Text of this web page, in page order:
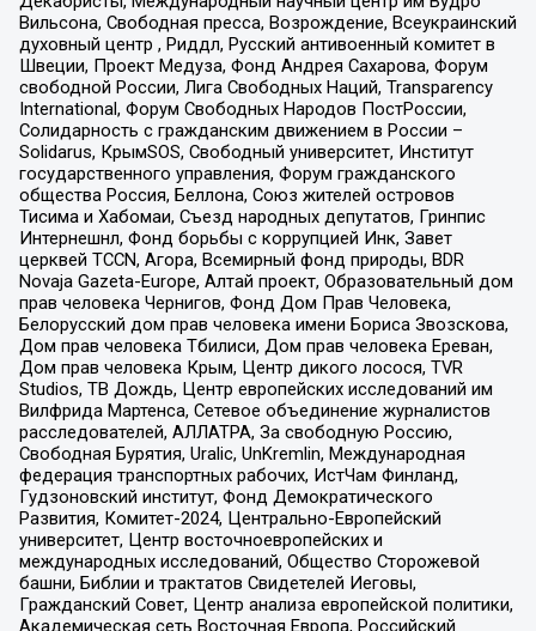
Вильсона, Свободная пресса, Возрождение, Всеукраинский
духовный центр , Риддл, Русский антивоенный комитет в
Швеции, Проект Медуза, Фонд Андрея Сахарова, Форум
свободной России, Лига Свободных Наций, Transparеncy
International, Форум Свободных Народов ПостРоссии,
Солидарность с гражданским движением в России –
Solidarus, КрымSOS, Свободный университет, Институт
государственного управления, Форум гражданского
общества Россия, Беллона, Союз жителей островов
Тисима и Хабомаи, Съезд народных депутатов, Гринпис
Интернешнл, Фонд борьбы с коррупцией Инк, Завет
церквей TCCN, Агора, Всемирный фонд природы, BDR
Novaja Gazeta-Europe, Алтай проект, Образовательный дом
прав человека Чернигов, Фонд Дом Прав Человека,
Белорусский дом прав человека имени Бориса Звозскова,
Дом прав человека Тбилиси, Дом прав человека Ереван,
Дом прав человека Крым, Центр дикого лосося, TVR
Studios, ТВ Дождь, Центр европейских исследований им
Вилфрида Мартенса, Сетевое объединение журналистов
расследователей, АЛЛАТРА, За свободную Россию,
Свободная Бурятия, Uralic, UnKremlin, Международная
федерация транспортных рабочих, ИстЧам Финланд,
Гудзоновский институт, Фонд Демократического
Развития, Комитет-2024, Центрально-Европейский
университет, Центр восточноевропейских и
международных исследований, Общество Сторожевой
башни, Библии и трактатов Свидетелей Иеговы,
Гражданский Совет, Центр анализа европейской политики,
Академическая сеть Восточная Европа, Российский